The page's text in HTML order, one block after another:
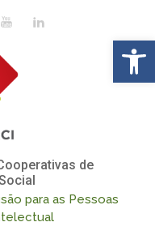
de
para as Pessoas